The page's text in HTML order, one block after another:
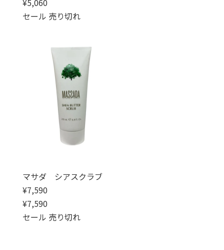
セール 売り切れ
マサダ シアスクラブ
通常価格
¥7,590
通常価格
セール価格
¥7,590
セール 売り切れ